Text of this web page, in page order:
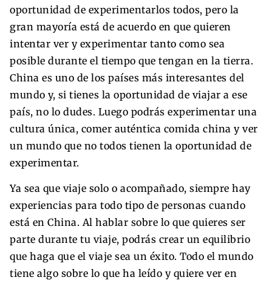
oportunidad de experimentarlos todos, pero la
gran mayoría está de acuerdo en que quieren
intentar ver y experimentar tanto como sea
posible durante el tiempo que tengan en la tierra.
China es uno de los países más interesantes del
mundo y, si tienes la oportunidad de viajar a ese
país, no lo dudes. Luego podrás experimentar una
cultura única, comer auténtica comida china y ver
un mundo que no todos tienen la oportunidad de
experimentar.
Ya sea que viaje solo o acompañado, siempre hay
experiencias para todo tipo de personas cuando
está en China. Al hablar sobre lo que quieres ser
parte durante tu viaje, podrás crear un equilibrio
que haga que el viaje sea un éxito. Todo el mundo
tiene algo sobre lo que ha leído y quiere ver en